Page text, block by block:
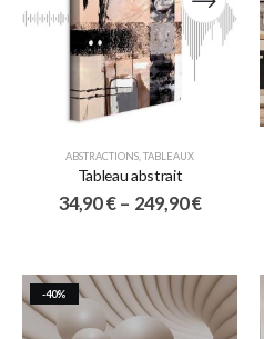
ABSTRACTIONS TABLEAUX
Tableau abstrait
34,90€ – 249,90€
-40%